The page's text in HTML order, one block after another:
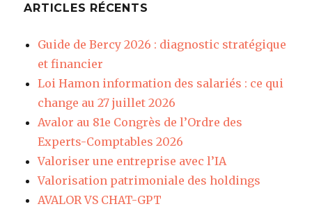
ARTICLES RÉCENTS
Guide de Bercy 2026 : diagnostic stratégique
et financier
Loi Hamon information des salariés : ce qui
change au 27 juillet 2026
Avalor au 81e Congrès de l’Ordre des
Experts-Comptables 2026
Valoriser une entreprise avec l’IA
Valorisation patrimoniale des holdings
AVALOR VS CHAT-GPT